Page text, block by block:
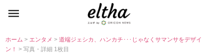
ホーム> エンタメ>道端ジェシカ、ハンカチ･･･じゃなくサマンサをデザイ
ン！> 写真・詳細 1枚目